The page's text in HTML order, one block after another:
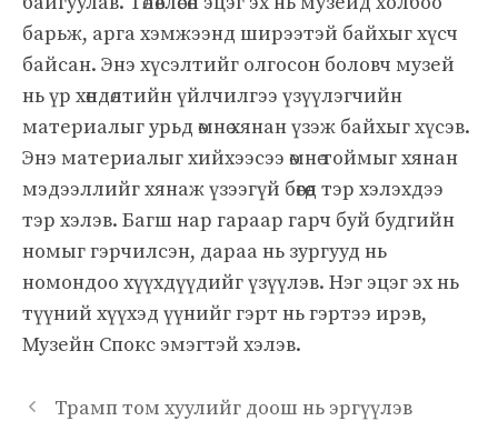
барьж, арга хэмжээнд ширээтэй байхыг хүсч
байсан. Энэ хүсэлтийг олгосон боловч музей
нь үр хөндөлтийн үйлчилгээ үзүүлэгчийн
материалыг урьд өмнө хянан үзэж байхыг хүсэв.
Энэ материалыг хийхээсээ өмнө тоймыг хянан
мэдээллийг хянаж үзээгүй бөгөөд тэр хэлэхдээ
тэр хэлэв. Багш нар гараар гарч буй будгийн
номыг гэрчилсэн, дараа нь зургууд нь
номондоо хүүхдүүдийг үзүүлэв. Нэг эцэг эх нь
түүний хүүхэд үүнийг гэрт нь гэртээ ирэв,
Музейн Спокс эмэгтэй хэлэв.
Трамп том хуулийг доош нь эргүүлэв